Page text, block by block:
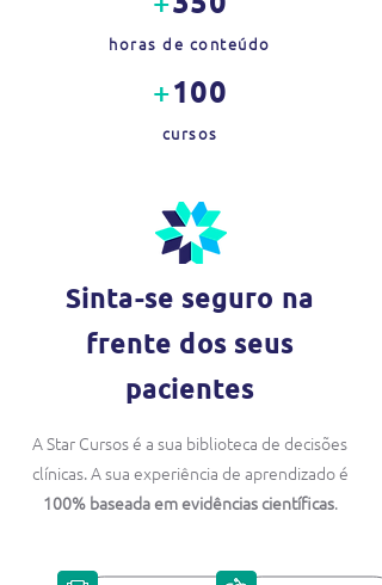
horas de conteúdo
+100
cursos
Sinta-se seguro na
frente dos seus
pacientes
A Star Cursos é a sua biblioteca de decisões
clínicas. A sua experiência de aprendizado é
100% baseada em evidências científicas.